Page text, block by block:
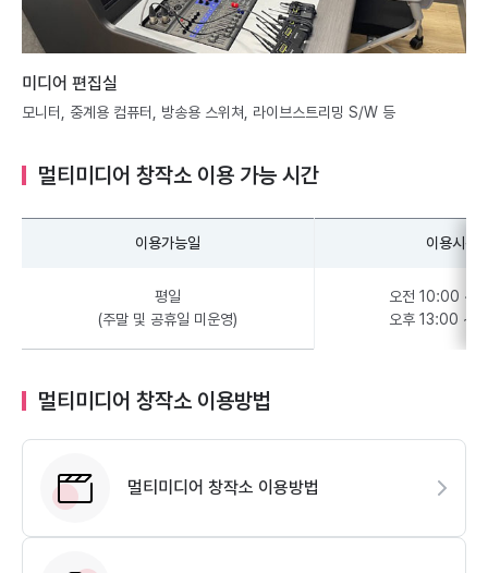
미디어 편집실
모니터, 중계용 컴퓨터, 방송용 스위쳐, 라이브스트리밍 S/W 등
멀티미디어 창작소 이용 가능 시간
이용가능일 이용시간
평일
(주말 및 공휴일 미운영)
오전 10:00 ~
오후 13:00 ~
멀티미디어 창작소 이용방법
멀티미디어 창작소 이용방법